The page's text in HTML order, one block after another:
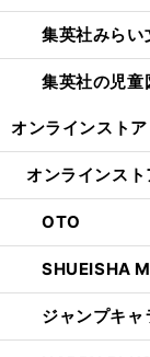
集英社みらい
集英社の児
オンラインストア
オンラインスト
OTO
SHUEISHA
ジャンプキ